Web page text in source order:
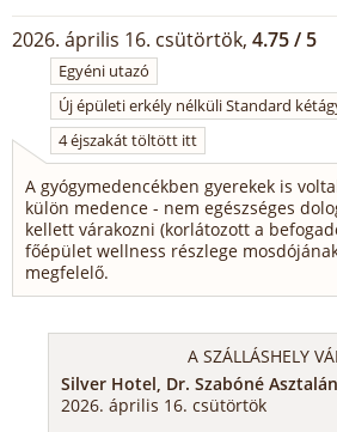
2026. április 16. csütörtök, 4.75 / 5
Egyéni utazó
Új épületi erkély nélküli Standard
4 éjszakát töltött itt
A gyógymedencékben gyerekek is
külön medence - nem egészséges
kellett várakozni (korlátozott a
főépület wellness részlege
megfelelő.
A SZÁLLÁSHELY
Silver Hotel, Dr. Szabóné
2026. április 16. csütörtök